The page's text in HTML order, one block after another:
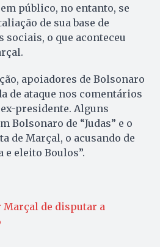
público, no entanto, se
de sua base de
sociais, o que aconteceu
apoiadores de Bolsonaro
de ataque nos comentários
presidente. Alguns
Bolsonaro de “Judas” e o
de Marçal, o acusando de
eleito Boulos”.
de disputar a